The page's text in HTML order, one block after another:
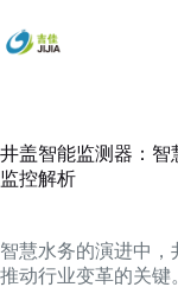
过
内
井盖智能监测器：智
监控解析
智慧水务的演进中
推动行业变革的关键